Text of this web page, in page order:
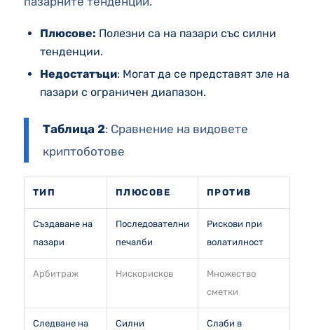
Плюсове: Полезни са на пазари със силни
тенденции.
Недостатъци: Могат да се представят зле на
пазари с ограничен диапазон.
Таблица 2: Сравнение на видовете
криптоботове
ТИП ПЛЮСОВЕ ПРОТИВ
Създаване на
пазари
Последователни
печалби
Рискови при
волатилност
Арбитраж Нискорисков
Множество
сметки
Следване на
Силни
Слаби в